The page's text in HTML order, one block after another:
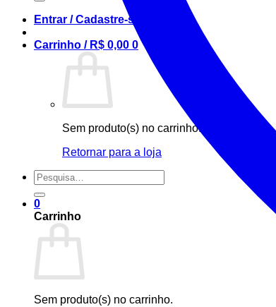
Entrar / Cadastre-se
Carrinho / R$ 0,00 0
Sem produto(s) no carrinho.
Retornar para a loja
Pesquisar
por:
0
Carrinho
Sem produto(s) no carrinho.